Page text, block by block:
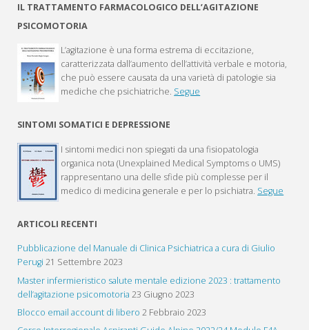
IL TRATTAMENTO FARMACOLOGICO DELL’AGITAZIONE
PSICOMOTORIA
L’agitazione è una forma estrema di eccitazione,
caratterizzata dall’aumento dell’attività verbale e motoria,
che può essere causata da una varietà di patologie sia
mediche che psichiatriche. Segue
SINTOMI SOMATICI E DEPRESSIONE
I sintomi medici non spiegati da una fisiopatologia
organica nota (Unexplained Medical Symptoms o UMS)
rappresentano una delle sfide più complesse per il
medico di medicina generale e per lo psichiatra. Segue
ARTICOLI RECENTI
Pubblicazione del Manuale di Clinica Psichiatrica a cura di Giulio
Perugi 21 Settembre 2023
Master infermieristico salute mentale edizione 2023 : trattamento
dell’agitazione psicomotoria 23 Giugno 2023
Blocco email account di libero 2 Febbraio 2023